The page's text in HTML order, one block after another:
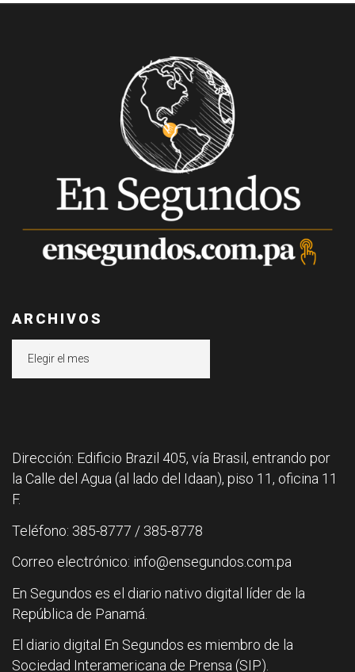
ARCHIVOS
Dirección: Edificio Brazil 405, vía Brasil, entrando por
la Calle del Agua (al lado del Idaan), piso 11, oficina 11
F.
Teléfono: 385-8777 / 385-8778
Correo electrónico: info@ensegundos.com.pa
En Segundos es el diario nativo digital líder de la
República de Panamá.
El diario digital En Segundos es miembro de la
Sociedad Interamericana de Prensa (SIP).